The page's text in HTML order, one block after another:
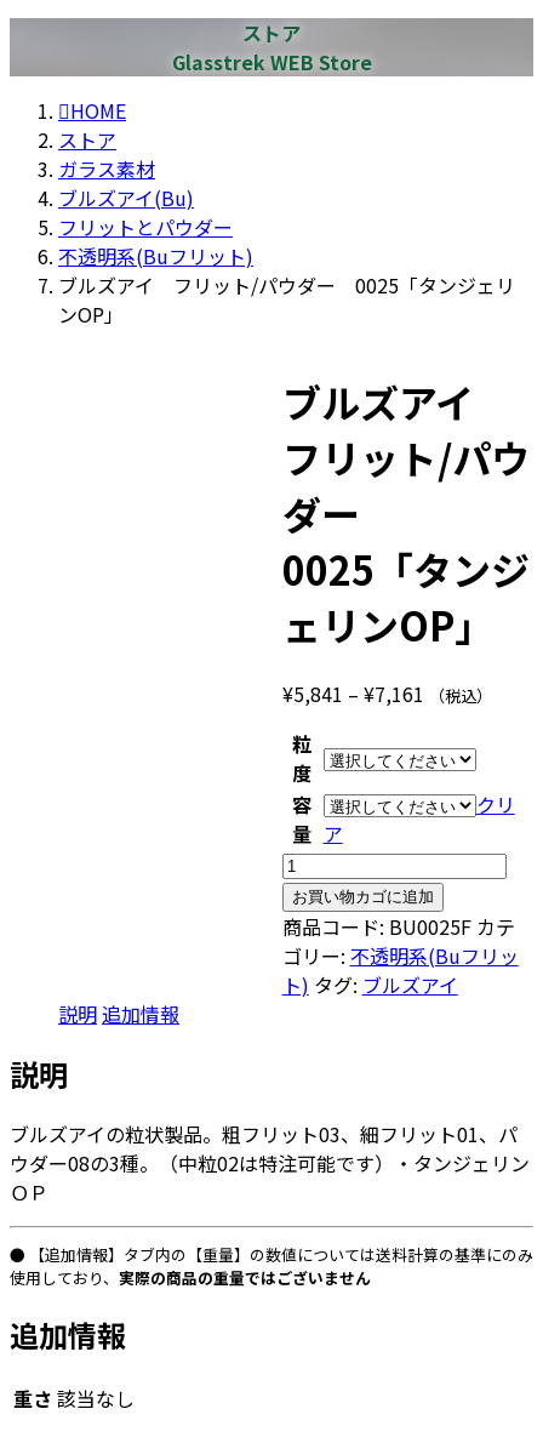
ストア
Glasstrek WEB Store
HOME
ストア
ガラス素材
ブルズアイ(Bu)
フリットとパウダー
不透明系(Buフリット)
ブルズアイ フリット/パウダー 0025「タンジェリ
ンOP」
ブルズアイ
フリット/パウ
ダー
0025「タンジ
ェリンOP」
¥5,841 – ¥7,161 価
帯:
¥5,841
–
（税込）
粒
度
容
量
クリ
ア
ブ
ル
ズ
ア
イ
パ
ウ
ダ
0025「タ
ン
お買い物カゴに追加
商品コード: BU0025F カテ
ゴリー: 不透明系(Buフリッ
ト) タグ: ブルズアイ
説明追加情報
説明
ブルズアイの粒状製品。粗フリット03、細フリット01、パ
ウダー08の3種。（中粒02は特注可能です）・タンジェリン
ＯＰ
● 【追加情報】タブ内の【重量】の数値については送料計算の基準にのみ
使用しており、 実際の商品の重量ではございません
追加情報
重さ 該当なし